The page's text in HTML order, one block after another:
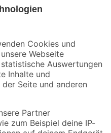
Aktionen mehr verpassen!